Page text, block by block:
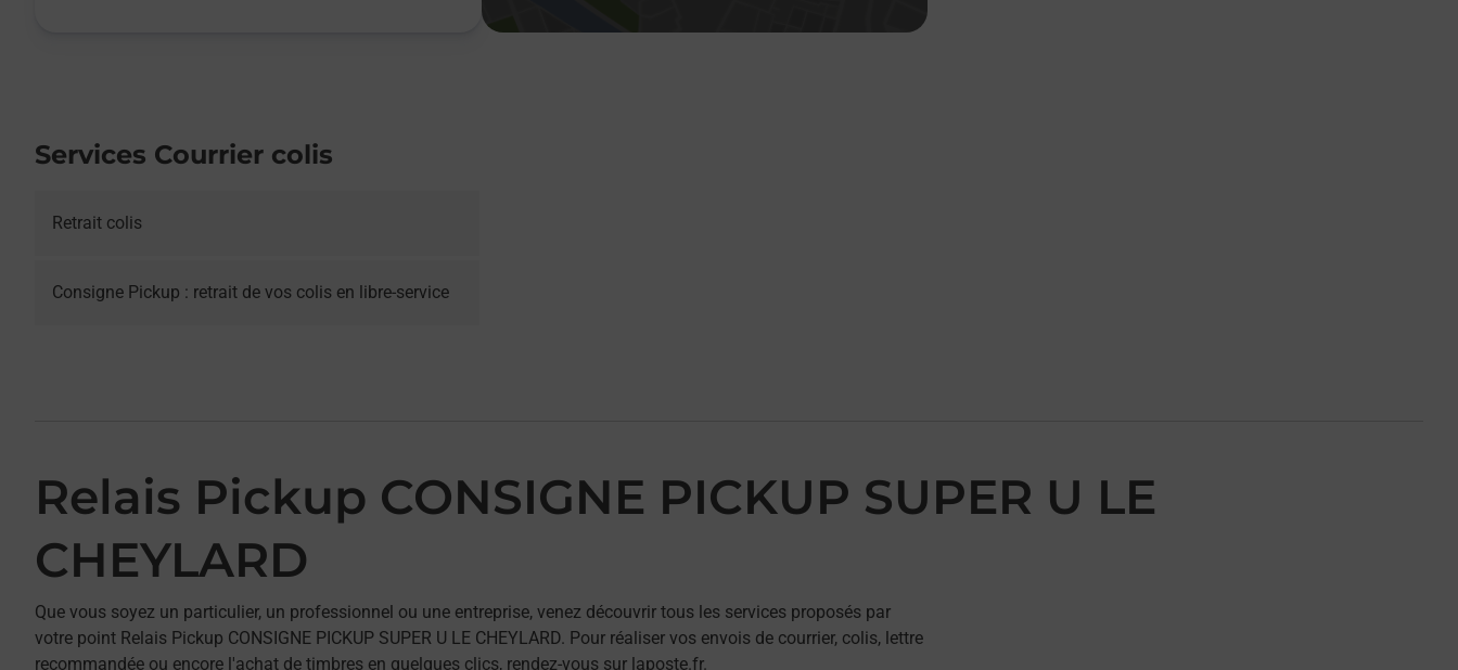
Services Courrier colis
Retrait colis
Consigne Pickup : retrait de vos colis en libre-service
Relais Pickup CONSIGNE PICKUP SUPER U LE
CHEYLARD
Que vous soyez un particulier, un professionnel ou une entreprise, venez découvrir tous les services proposés par
votre point Relais Pickup CONSIGNE PICKUP SUPER U LE CHEYLARD. Pour réaliser vos envois de courrier, colis, lettre
recommandée ou encore l'achat de timbres en quelques clics, rendez-vous sur laposte.fr.